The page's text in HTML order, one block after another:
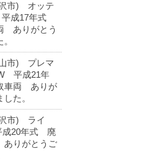
市) オッテ
成17年式
ありがとう
。
市) プレマ
平成21年
車両 ありが
た。
市) ライ
20年式 廃
りがとうご